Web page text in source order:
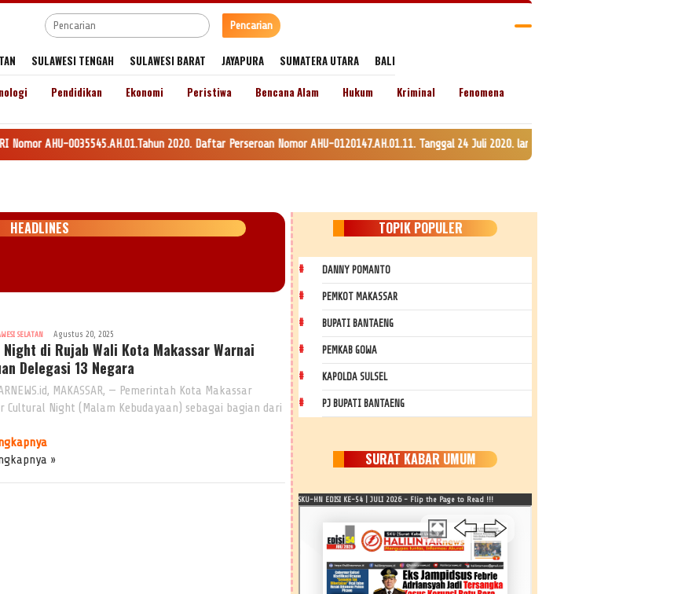
Pencarian
SULAWESI TENGAH SULAWESI BARAT JAYAPURA SUMATERA UTARA
BALI
Pendidikan Ekonomi Peristiwa Bencana Alam Hukum Kriminal
Fenomena
0035545.AH.01.Tahun 2020. Daftar Perseroan Nomor AHU-0120147.AH.01.11. Tanggal 24 Juli 2020. lamat: Jln. Lingkar Kel. Empoang Kota, Kec.
HEADLINES
SELATAN Agustus 20, 2025
di Rujab Wali Kota Makassar Warnai
Delegasi 13 Negara
MAKASSAR, — Pemerintah Kota Makassar
Cultural Night (Malam Kebudayaan) sebagai bagian dari
»
TOPIK POPULER
DANNY POMANTO
PEMKOT MAKASSAR
BUPATI BANTAENG
PEMKAB GOWA
KAPOLDA SULSEL
PJ BUPATI BANTAENG
SURAT KABAR UMUM
SKU-HN EDISI KE-54 | JULI 2026 - Flip the Page to Read !!!